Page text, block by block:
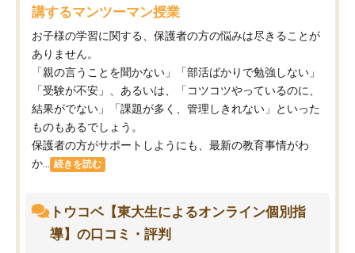
講するマンツーマン授業
お子様の学習に関する、保護者の方の悩みは尽きることが
ありません。
「親の言うことを聞かない」「部活ばかりで勉強しない」
「受験が不安」、あるいは、「コツコツやっているのに、
結果がでない」「課題が多く、管理しきれない」といった
ものもあるでしょう。
保護者の方がサポートしようにも、最新の教育事情がわ
か...
続きを読む
トウコベ【東大生によるオンライン個別指
導】の口コミ・評判